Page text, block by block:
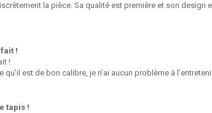
la pièce. Sa qualité est première et son design
!
!
qu’il est de bon calibre, je n’ai aucun problème à
tapis !